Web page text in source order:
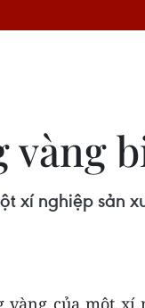
vàng
xí nghiệp sản
vàng của một xí